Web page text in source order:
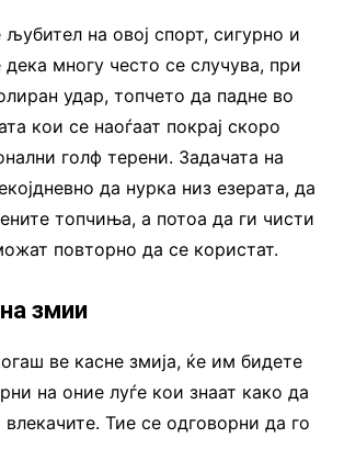
на овој спорт, сигурно и
дека многу често се случува, при
удар, топчето да падне во
кои се наоѓаат покрај скоро
голф терени. Задачата на
да нурка низ езерата, да
топчиња, а потоа да ги чисти
повторно да се користат.
змии
ве касне змија, ќе им бидете
на оние луѓе кои знаат како да
влекачите. Тие се одговорни да го